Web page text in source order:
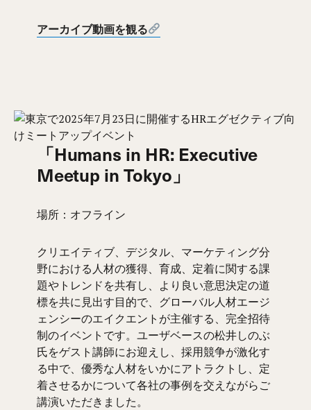
アーカイブ動画を観る
「Humans in HR: Executive
Meetup in Tokyo」
場所：オフライン
クリエイティブ、デジタル、マーケティング分
野における人材の獲得、育成、定着に関する課
題やトレンドを共有し、より良い意思決定の道
標を共に見出す目的で、グローバル人材エージ
ェンシーのエイクエントが主催する、完全招待
制のイベントです。ユーザベースの松井しのぶ
氏をゲスト講師にお迎えし、採用競争が激化す
る中で、優秀な人材をいかにアトラクトし、定
着させるかについて各社の事例を交えながらご
講演いただきました。